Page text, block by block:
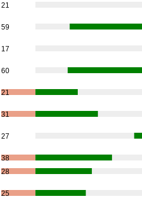
21
59
17
60
21
31
27
38
28
25